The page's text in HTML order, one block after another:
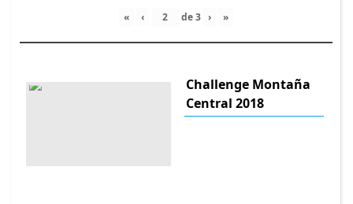
« ‹ de3 › »
Challenge Montaña
Central 2018